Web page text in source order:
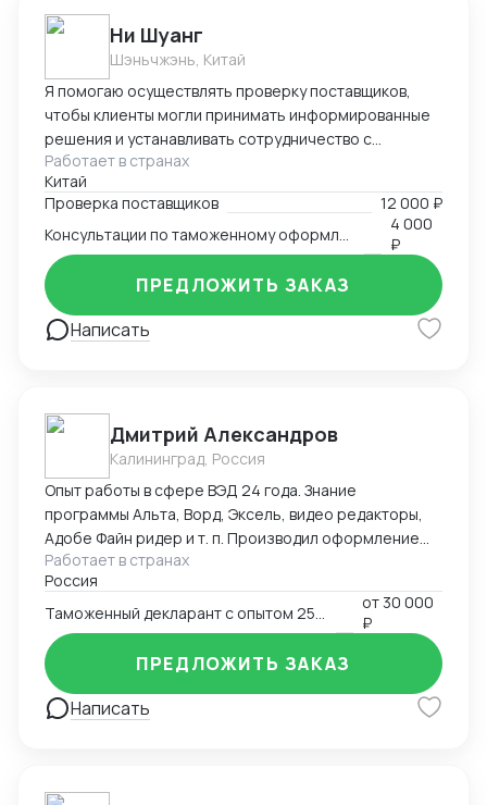
Ни Шуанг
Шэньчжэнь, Китай
Я помогаю осуществлять проверку поставщиков,
чтобы клиенты могли принимать информированные
решения и устанавливать сотрудничество с
надежными и квалифицированными партнерами.
Произвожу тщательный анализ рынка и имею
прочные связи с местными поставщиками и
таможенными органами. Я глубоко понимаю
требования и сложности, с которыми сталкиваются
предприниматели и компании, осуществляющие
международную торговлю. Я также готова
предоставить свои услуги на любом
Работает в странах
Китай
Проверка поставщиков
12 000 ₽
4 000
₽
Написать
ПРЕДЛОЖИТЬ ЗАКАЗ
Дмитрий Александров
Калининград, Россия
Опыт работы в сфере ВЭД 24 года. Знание
программы Альта, Ворд, Эксель, видео редакторы,
Адобе Файн ридер и т. п. Производил оформление
Экспорта, Импорта, Реэкспорта, Таможенный
транзит,Помогаю при сборе документов для КТС,
Ввоз образцов для испытаний. Производил
оформление Деклараций соответствия,
Сертификатов, СГР. Оформлял сельхоз технику в
ассортименте, строительный крепёж(порядка 500
артикулов), электро инструмент,
Работает в странах
Россия
от 30 000
₽
Написать
ПРЕДЛОЖИТЬ ЗАКАЗ